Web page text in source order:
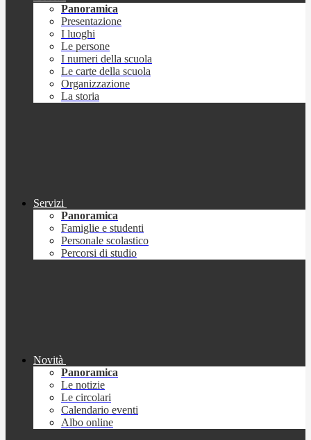
Panoramica
Presentazione
I luoghi
Le persone
I numeri della scuola
Le carte della scuola
Organizzazione
La storia
Servizi
Panoramica
Famiglie e studenti
Personale scolastico
Percorsi di studio
Novità
Panoramica
Le notizie
Le circolari
Calendario eventi
Albo online